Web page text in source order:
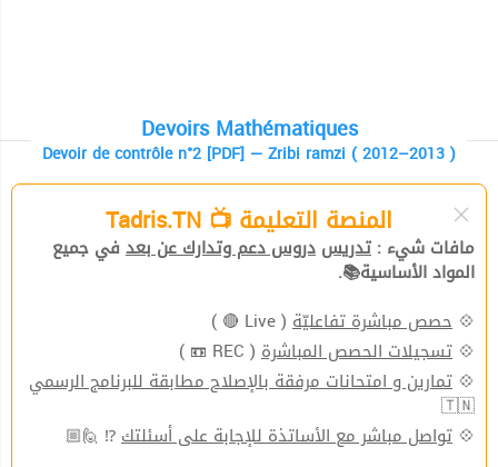
Devoirs Mathématiques
Devoir de contrôle n°2 [PDF] — Zribi ramzi ( 2012–2013 )
المنصة التعليمة 📺 Tadris.TN
مافات شيء : تدريس دروس دعم وتدارك عن بعد في جميع
المواد الأساسية📚.
💠 حصص مباشرة تفاعليّة ( Live 🔴 )
💠 تسجيلات الحصص المباشرة ( REC 📼 )
💠 تمارين و امتحانات مرفقة بالإصلاح مطابقة للبرنامج الرسمي
🇹🇳
💠 تواصل مباشر مع الأساتذة للإجابة على أسئلتك⁉ 🙋🏼